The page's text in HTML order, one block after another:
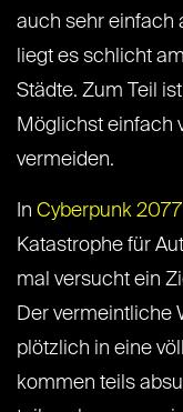
auch sehr einfach
liegt es schlicht
Städte. Zum Teil
Möglichst einfach
vermeiden.
In Cyberpunk 2077
Katastrophe für
mal versucht ein
Der vermeintliche
plötzlich in eine
kommen teils